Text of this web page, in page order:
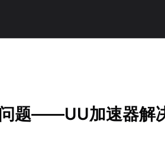
题——UU加速器解